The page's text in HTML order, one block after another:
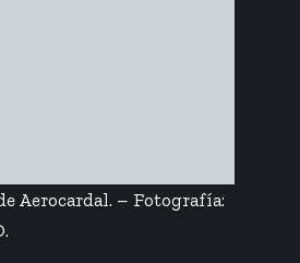
Aerocardal. – Fotografía: